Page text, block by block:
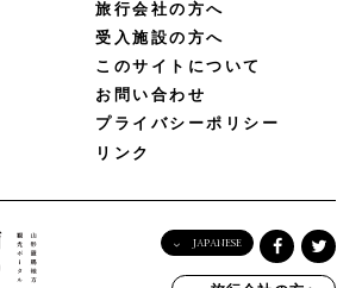
旅行会社の方へ
受入施設の方へ
このサイトについて
お問い合わせ
プライバシーポリシー
リンク
JAPANESE
English